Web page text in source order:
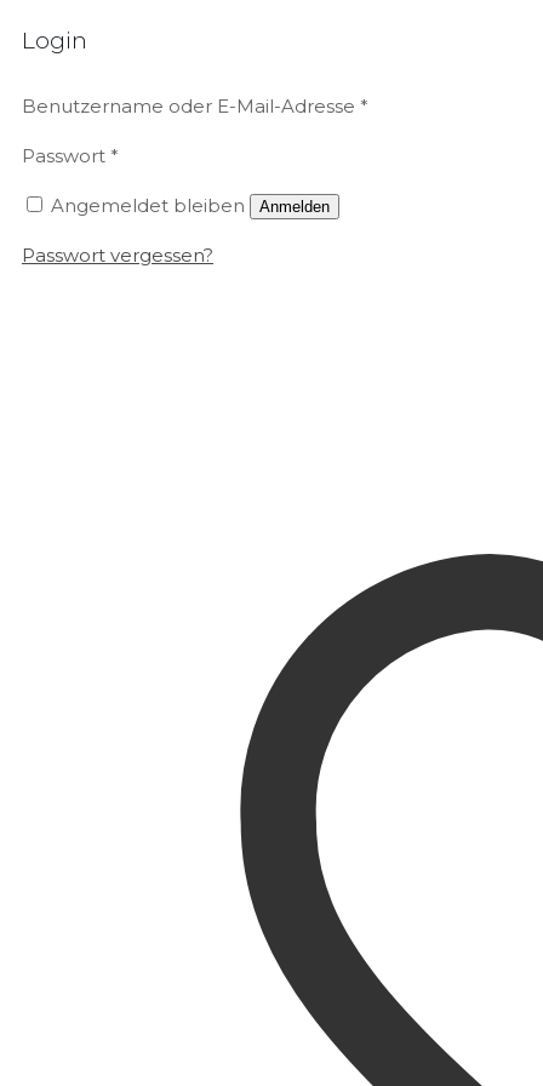
Login
Benutzername oder E-Mail-Adresse *
Passwort *
Angemeldet bleiben Anmelden
Passwort vergessen?